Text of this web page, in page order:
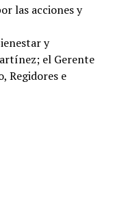
las acciones y
y
el Gerente
Regidores e